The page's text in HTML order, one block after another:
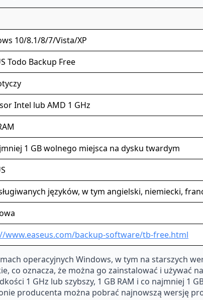
10/8.1/8/7/Vista/XP
Todo Backup Free
Intel lub AMD 1 GHz
1 GB wolnego miejsca na dysku twardym
języków, w tym angielski, niemiecki,
www.easeus.com/backup-software/tb-free.html
operacyjnych Windows, w tym na starszych
co oznacza, że ​​można go zainstalować i używać
1 GHz lub szybszy, 1 GB RAM i co najmniej 1
producenta można pobrać najnowszą wersję